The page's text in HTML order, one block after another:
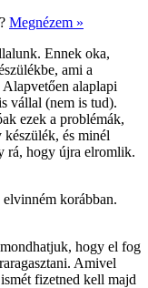
Megnézem »
Ennek oka,
ami a
alaplapi
vállal (nem is tud).
ezek a problémák,
és minél
rá, hogy újra elromlik.
korábban.
hogy el fog
Amivel
fizetned kell majd